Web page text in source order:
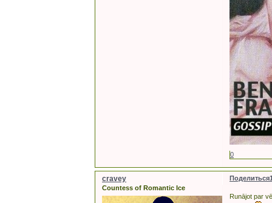
0
Поделиться
cravey
Countess of Romantic Ice
Runājot par